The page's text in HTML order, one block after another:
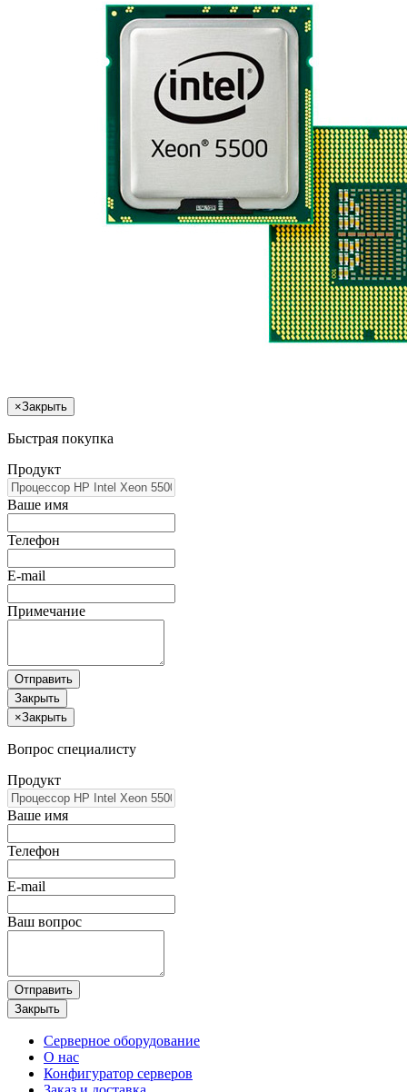
×Закрыть
Быстрая покупка
Продукт
Ваше имя
Телефон
E-mail
Примечание
Отправить
Закрыть
×Закрыть
Вопрос специалисту
Продукт
Ваше имя
Телефон
E-mail
Ваш вопрос
Отправить
Закрыть
Серверное оборудование
О нас
Конфигуратор серверов